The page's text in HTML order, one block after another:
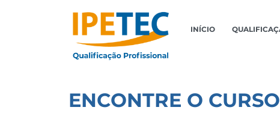
INÍCIO
ENCONTRE O